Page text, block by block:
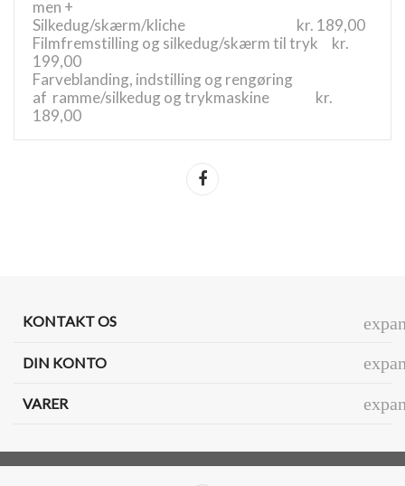
men +
Silkedug/skærm/kliche kr. 189,00
Filmfremstilling og silkedug/skærm til tryk kr.
199,00
Farveblanding, indstilling og rengøring
af ramme/silkedug og trykmaskine kr.
189,00
KONTAKT OS
DIN KONTO
VARER